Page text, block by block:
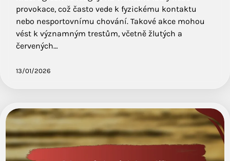
provokace, což často vede k fyzickému kontaktu
nebo nesportovnímu chování. Takové akce mohou
vést k významným trestům, včetně žlutých a
červených…
13/01/2026